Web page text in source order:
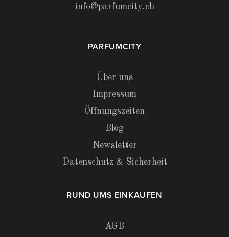
info@parfumcity.ch
PARFUMCITY
Über uns
Impressum
Öffnungszeiten
Blog
Newsletter
Datenschutz & Sicherheit
RUND UMS EINKAUFEN
AGB